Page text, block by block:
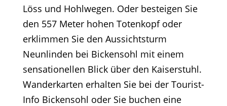
Löss und Hohlwegen. Oder besteigen Sie
den 557 Meter hohen Totenkopf oder
erklimmen Sie den Aussichtsturm
Neunlinden bei Bickensohl mit einem
sensationellen Blick über den Kaiserstuhl.
Wanderkarten erhalten Sie bei der Tourist-
Info Bickensohl oder Sie buchen eine